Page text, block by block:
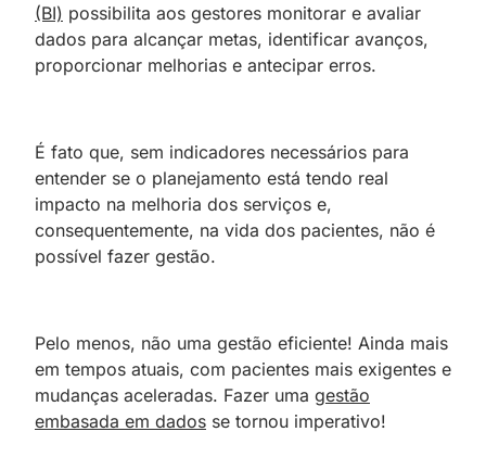
(BI) possibilita aos gestores monitorar e avaliar
dados para alcançar metas, identificar avanços,
proporcionar melhorias e antecipar erros.
É fato que, sem indicadores necessários para
entender se o planejamento está tendo real
impacto na melhoria dos serviços e,
consequentemente, na vida dos pacientes, não é
possível fazer gestão.
Pelo menos, não uma gestão eficiente! Ainda mais
em tempos atuais, com pacientes mais exigentes e
mudanças aceleradas. Fazer uma gestão
embasada em dados se tornou imperativo!